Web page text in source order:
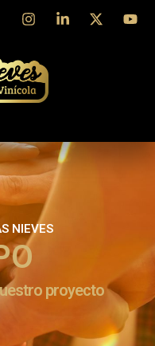
NIEVES
proyecto